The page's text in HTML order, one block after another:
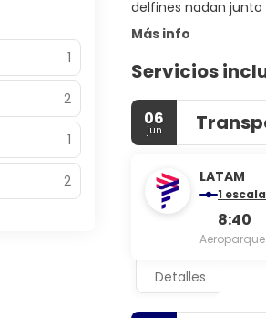
Más info
Servicios
06
jun
LATAM
1 escala
8:40
Detalles
1
2
1
2